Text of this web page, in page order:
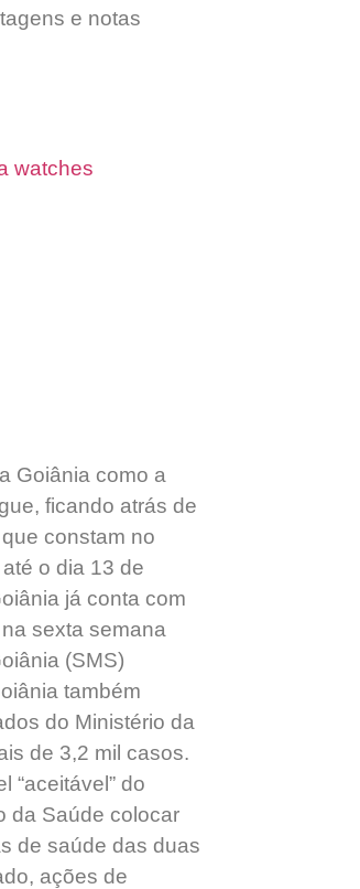
e notas
watches
Goiânia como a
ficando atrás de
constam no
o dia 13 de
já conta com
sexta semana
(SMS)
também
do Ministério da
de 3,2 mil casos.
“aceitável” do
da Saúde colocar
de saúde das duas
ações de